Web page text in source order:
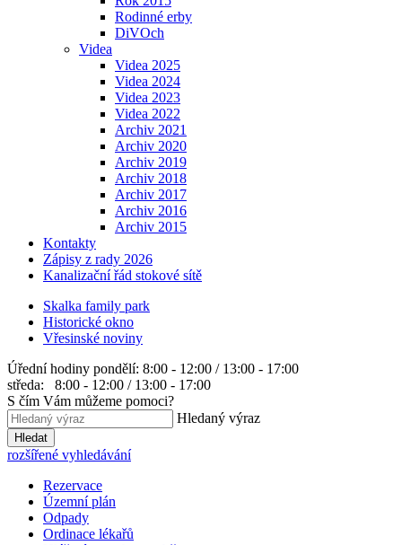
Rodinné erby
DiVOch
Videa
Videa 2025
Videa 2024
Videa 2023
Videa 2022
Archiv 2021
Archiv 2020
Archiv 2019
Archiv 2018
Archiv 2017
Archiv 2016
Archiv 2015
Kontakty
Zápisy z rady 2026
Kanalizační řád stokové sítě
Skalka family park
Historické okno
Vřesinské noviny
Úřední hodiny pondělí: 8:00 - 12:00 / 13:00 - 17:00
středa: 8:00 - 12:00 / 13:00 - 17:00
S čím Vám můžeme pomoci?
Hledaný výraz
Hledat
rozšířené vyhledávání
Rezervace
Územní plán
Odpady
Ordinace lékařů